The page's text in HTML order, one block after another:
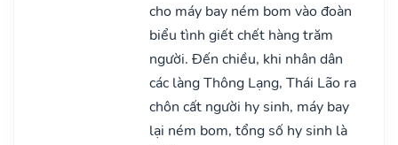
cho máy bay ném bom vào đoàn
biểu tình giết chết hàng trăm
người. Đến chiều, khi nhân dân
các làng Thông Lạng, Thái Lão ra
chôn cất người hy sinh, máy bay
lại ném bom, tổng số hy sinh là